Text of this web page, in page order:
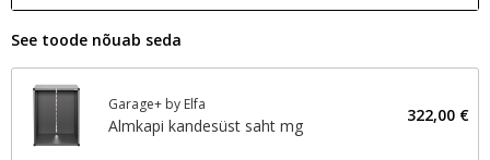
See toode nõuab seda
Garage+ by Elfa
Almkapi kandesüst saht mg
322,00 €